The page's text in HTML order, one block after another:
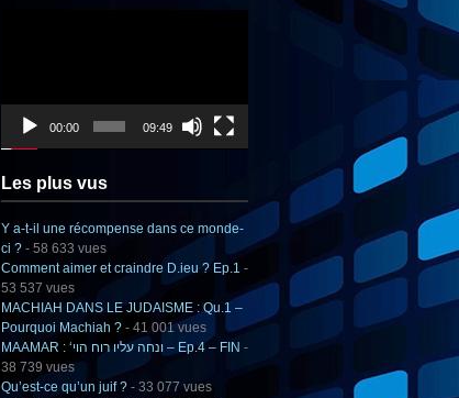
00:00 09:49
Les plus vus
Y a-t-il une récompense dans ce monde-
ci ? - 58 633 vues
Comment aimer et craindre D.ieu ? Ep.1 -
53 537 vues
MACHIAH DANS LE JUDAISME : Qu.1 –
Pourquoi Machiah ? - 41 001 vues
MAAMAR : ‘ונחה עליו רוח הוי – Ep.4 – FIN -
38 739 vues
Qu’est-ce qu’un juif ? - 33 077 vues